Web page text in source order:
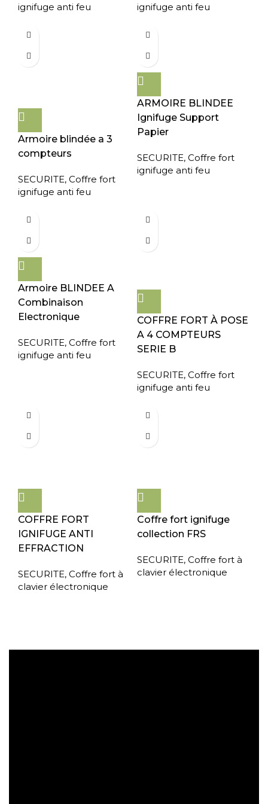
ignifuge anti feu ignifuge anti feu
Armoire blindée a 3
compteurs
SECURITE, Coffre fort
ignifuge anti feu
ARMOIRE BLINDEE
Ignifuge Support
Papier
SECURITE, Coffre fort
ignifuge anti feu
Armoire BLINDEE A
Combinaison
Electronique
SECURITE, Coffre fort
ignifuge anti feu
COFFRE FORT À POSE
A 4 COMPTEURS
SERIE B
SECURITE, Coffre fort
ignifuge anti feu
COFFRE FORT
IGNIFUGE ANTI
EFFRACTION
SECURITE, Coffre fort à
clavier électronique
Coffre fort ignifuge
collection FRS
SECURITE, Coffre fort à
clavier électronique